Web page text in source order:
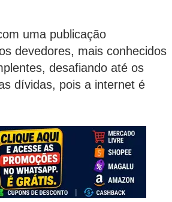
uma publicação
devedores, mais conhecidos
desafiando até os
dívidas, pois a internet é